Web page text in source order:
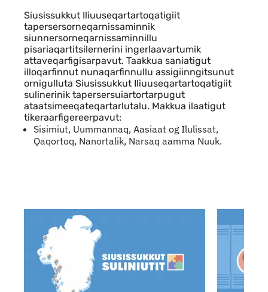
Siusissukkut Iliuuseqartartoqatigiit
tapersersorneqarnissaminnik
siunnersorneqarnissaminnillu
pisariaqartitsilernerini ingerlaavartumik
attaveqarfigisarpavut. Taakkua saniatigut
illoqarfinnut nunaqarfinnullu assigiinngitsunut
ornigulluta Siusissukkut Iliuuseqartartoqatigiit
sulinerinik tapersersuiartortarpugut
ataatsimeeqateqartarlutalu. Makkua ilaatigut
tikeraarfigereerpavut:
Sisimiut, Uummannaq, Aasiaat og Ilulissat,
Qaqortoq, Nanortalik, Narsaq aamma Nuuk.
Angusat